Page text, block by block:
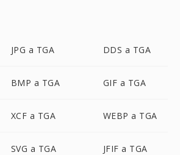
JPG a TGA DDS a TGA
BMP a TGA GIF a TGA
XCF a TGA WEBP a TGA
SVG a TGA JFIF a TGA